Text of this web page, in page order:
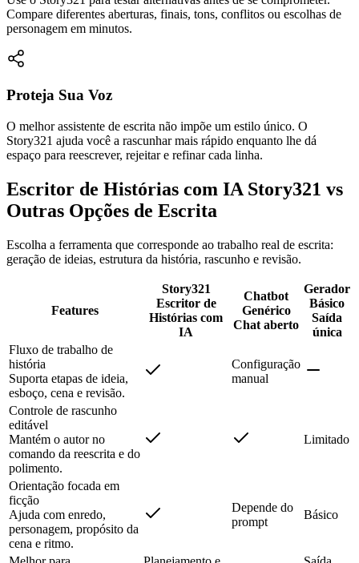
Compare diferentes aberturas, finais, tons, conflitos ou escolhas de
personagem em minutos.
Proteja Sua Voz
O melhor assistente de escrita não impõe um estilo único. O
Story321 ajuda você a rascunhar mais rápido enquanto lhe dá
espaço para reescrever, rejeitar e refinar cada linha.
Escritor de Histórias com IA Story321 vs
Outras Opções de Escrita
Escolha a ferramenta que corresponde ao trabalho real de escrita:
geração de ideias, estrutura da história, rascunho e revisão.
Features
Story321
Escritor de
Histórias com
IA
Chatbot
Genérico
Chat aberto
Gerador
Básico
Saída
única
Fluxo de trabalho de
história
Suporta etapas de ideia,
esboço, cena e revisão.
Configuração
manual
Controle de rascunho
editável
Mantém o autor no
comando da reescrita e do
polimento.
Limitado
Orientação focada em
ficção
Ajuda com enredo,
personagem, propósito da
cena e ritmo.
Depende do
prompt
Básico